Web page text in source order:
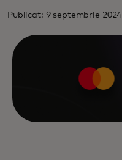
Publicat: 9 septembrie 2024